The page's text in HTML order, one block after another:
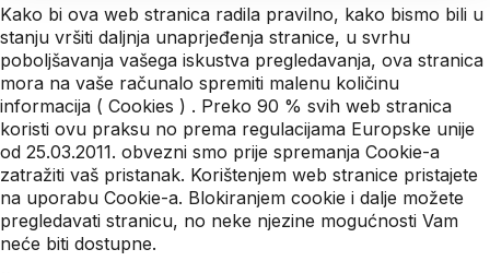
Kako bi ova web stranica radila pravilno, kako bismo bili u
stanju vršiti daljnja unaprjeđenja stranice, u svrhu
poboljšavanja vašega iskustva pregledavanja, ova stranica
mora na vaše računalo spremiti malenu količinu
informacija ( Cookies ) . Preko 90 % svih web stranica
koristi ovu praksu no prema regulacijama Europske unije
od 25.03.2011. obvezni smo prije spremanja Cookie-a
zatražiti vaš pristanak. Korištenjem web stranice pristajete
na uporabu Cookie-a. Blokiranjem cookie i dalje možete
pregledavati stranicu, no neke njezine mogućnosti Vam
neće biti dostupne.